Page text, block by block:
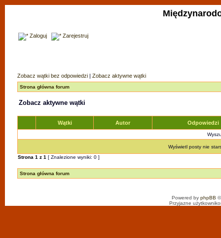
Zaloguj Zarejestruj
Zobacz wątki bez odpowiedzi | Zobacz aktywne wątki
Strona główna forum
Zobacz aktywne wątki
Wątki Autor Odpowiedzi
Wyświetl posty nie
Strona 1 z 1 [ Znalezione wyniki: 0 ]
Strona główna forum
Powered by phpBB
Przyjazne